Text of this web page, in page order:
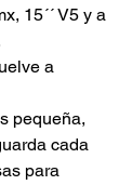
15´´ V5 y a
a
pequeña,
cada
para